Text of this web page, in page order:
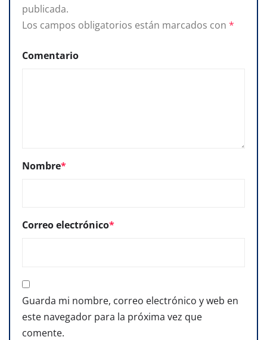
publicada.
Los campos obligatorios están marcados con *
Comentario
Nombre*
Correo electrónico*
Guarda mi nombre, correo electrónico y web en
este navegador para la próxima vez que
comente.